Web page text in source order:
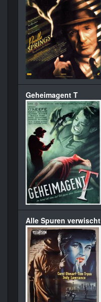
Geheimagent T
Alle Spuren verwischt